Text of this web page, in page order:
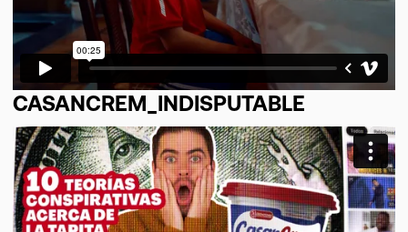
CASANCREM_INDISPUTABLE